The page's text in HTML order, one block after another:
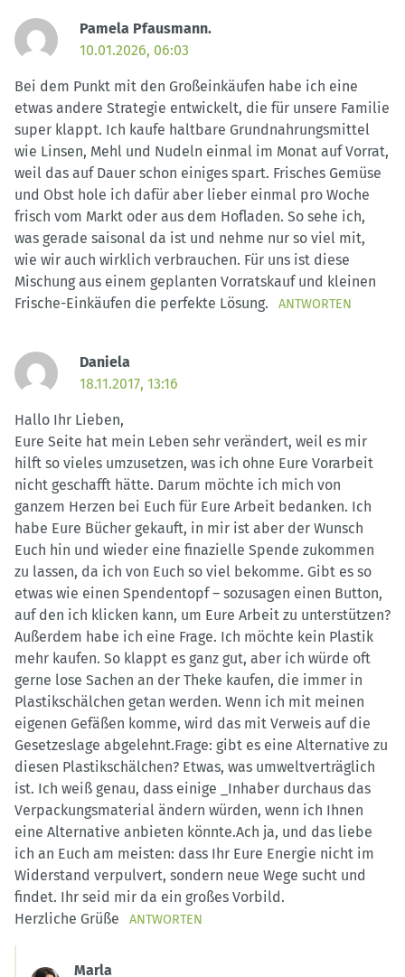
Pamela Pfausmann.
10.01.2026, 06:03
Bei dem Punkt mit den Großeinkäufen habe ich eine
etwas andere Strategie entwickelt, die für unsere Familie
super klappt. Ich kaufe haltbare Grundnahrungsmittel
wie Linsen, Mehl und Nudeln einmal im Monat auf Vorrat,
weil das auf Dauer schon einiges spart. Frisches Gemüse
und Obst hole ich dafür aber lieber einmal pro Woche
frisch vom Markt oder aus dem Hofladen. So sehe ich,
was gerade saisonal da ist und nehme nur so viel mit,
wie wir auch wirklich verbrauchen. Für uns ist diese
Mischung aus einem geplanten Vorratskauf und kleinen
Frische-Einkäufen die perfekte Lösung.
ANTWORTEN
Daniela
18.11.2017, 13:16
Hallo Ihr Lieben,
Eure Seite hat mein Leben sehr verändert, weil es mir
hilft so vieles umzusetzen, was ich ohne Eure Vorarbeit
nicht geschafft hätte. Darum möchte ich mich von
ganzem Herzen bei Euch für Eure Arbeit bedanken. Ich
habe Eure Bücher gekauft, in mir ist aber der Wunsch
Euch hin und wieder eine finazielle Spende zukommen
zu lassen, da ich von Euch so viel bekomme. Gibt es so
etwas wie einen Spendentopf – sozusagen einen Button,
auf den ich klicken kann, um Eure Arbeit zu unterstützen?
Außerdem habe ich eine Frage. Ich möchte kein Plastik
mehr kaufen. So klappt es ganz gut, aber ich würde oft
gerne lose Sachen an der Theke kaufen, die immer in
Plastikschälchen getan werden. Wenn ich mit meinen
eigenen Gefäßen komme, wird das mit Verweis auf die
Gesetzeslage abgelehnt.Frage: gibt es eine Alternative zu
diesen Plastikschälchen? Etwas, was umweltverträglich
ist. Ich weiß genau, dass einige _Inhaber durchaus das
Verpackungsmaterial ändern würden, wenn ich Ihnen
eine Alternative anbieten könnte.Ach ja, und das liebe
ich an Euch am meisten: dass Ihr Eure Energie nicht im
Widerstand verpulvert, sondern neue Wege sucht und
findet. Ihr seid mir da ein großes Vorbild.
Herzliche Grüße
ANTWORTEN
Marla